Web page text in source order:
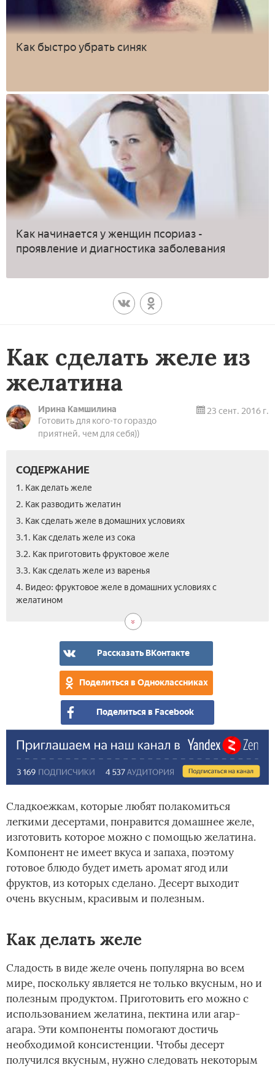
Как быстро убрать синяк
Как начинается у женщин псориаз -
проявление и диагностика заболевания
Как сделать желе из
желатина
Ирина Камшилина
Готовить для кого-то гораздо
приятней, чем для себя))
23 сент. 2016 г.
СОДЕРЖАНИЕ
1. Как делать желе
2. Как разводить желатин
3. Как сделать желе в домашних условиях
3.1. Как сделать желе из сока
3.2. Как приготовить фруктовое желе
3.3. Как сделать желе из варенья
4. Видео: фруктовое желе в домашних условиях с
желатином
Рассказать ВКонтакте
Поделиться в Одноклассниках
Поделиться в Facebook
Сладкоежкам, которые любят полакомиться
легкими десертами, понравится домашнее желе,
изготовить которое можно с помощью желатина.
Компонент не имеет вкуса и запаха, поэтому
готовое блюдо будет иметь аромат ягод или
фруктов, из которых сделано. Десерт выходит
очень вкусным, красивым и полезным.
Как делать желе
Сладость в виде желе очень популярна во всем
мире, поскольку является не только вкусным, но и
полезным продуктом. Приготовить его можно с
использованием желатина, пектина или агар-
агара. Эти компоненты помогают достичь
необходимой консистенции. Чтобы десерт
получился вкусным, нужно следовать некоторым